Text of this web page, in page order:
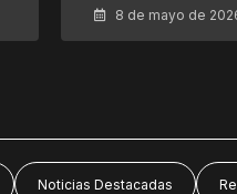
8 de mayo de
Noticias Destacadas